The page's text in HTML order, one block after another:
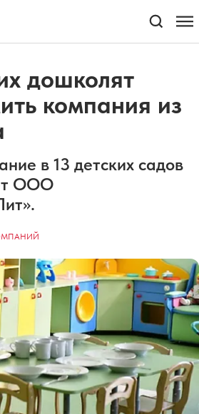
дошколят
компания из
в 13 детских садов
ООО